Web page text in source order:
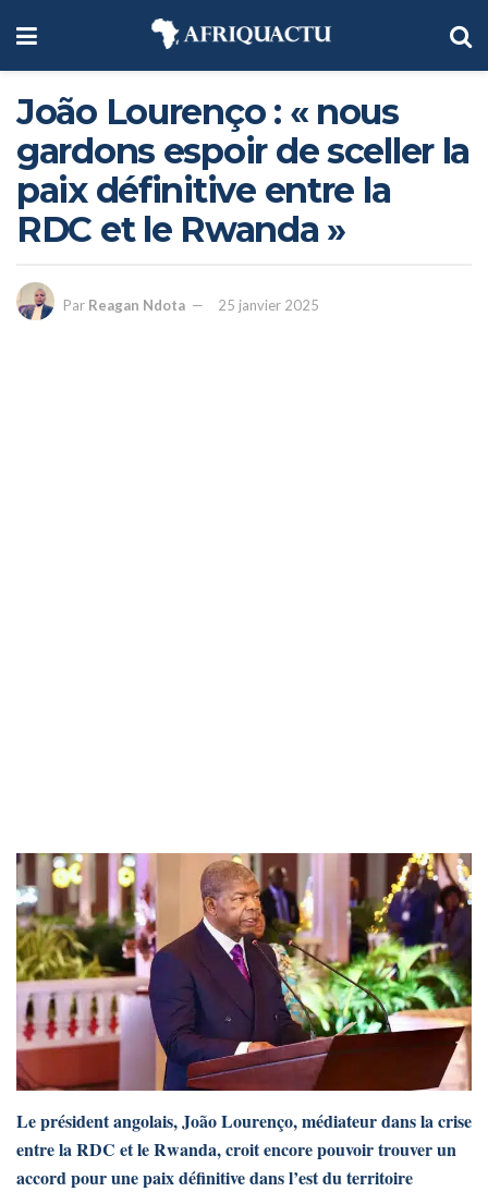
João Lourenço : « nous
gardons espoir de sceller la
paix définitive entre la
RDC et le Rwanda »
Par Reagan Ndota 25 janvier 2025
Le président angolais, João Lourenço, médiateur dans la crise
entre la RDC et le Rwanda, croit encore pouvoir trouver un
accord pour une paix définitive dans l’est du territoire